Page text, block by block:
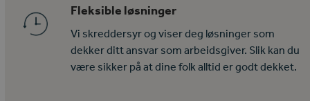
Fleksible løsninger
Vi skreddersyr og viser deg løsninger som
dekker ditt ansvar som arbeidsgiver. Slik kan du
være sikker på at dine folk alltid er godt dekket.